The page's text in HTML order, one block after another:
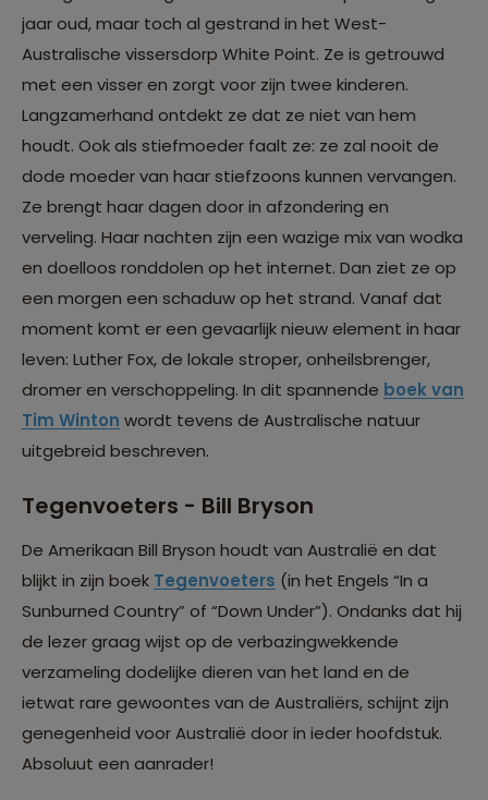
jaar oud, maar toch al gestrand in het West-
Australische vissersdorp White Point. Ze is getrouwd
met een visser en zorgt voor zijn twee kinderen.
Langzamerhand ontdekt ze dat ze niet van hem
houdt. Ook als stiefmoeder faalt ze: ze zal nooit de
dode moeder van haar stiefzoons kunnen vervangen.
Ze brengt haar dagen door in afzondering en
verveling. Haar nachten zijn een wazige mix van wodka
en doelloos ronddolen op het internet. Dan ziet ze op
een morgen een schaduw op het strand. Vanaf dat
moment komt er een gevaarlijk nieuw element in haar
leven: Luther Fox, de lokale stroper, onheilsbrenger,
dromer en verschoppeling. In dit spannende boek van
Tim Winton wordt tevens de Australische natuur
uitgebreid beschreven.
Tegenvoeters - Bill Bryson
De Amerikaan Bill Bryson houdt van Australië en dat
blijkt in zijn boek Tegenvoeters (in het Engels “In a
Sunburned Country” of “Down Under”). Ondanks dat hij
de lezer graag wijst op de verbazingwekkende
verzameling dodelijke dieren van het land en de
ietwat rare gewoontes van de Australiërs, schijnt zijn
genegenheid voor Australië door in ieder hoofdstuk.
Absoluut een aanrader!